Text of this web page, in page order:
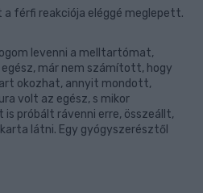
a férfi reakciója eléggé meglepett.
levenni a melltartómat,
már nem számított, hogy
okozhat, annyit mondott,
volt az egész, s mikor
próbált rávenni erre, összeállt,
látni. Egy gyógyszerésztől